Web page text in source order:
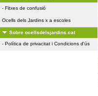
- Fitxes de confusió
Ocells dels Jardins x a escoles
Sobre ocellsdelsjardins.cat
- Política de privacitat i Condicions d'ús